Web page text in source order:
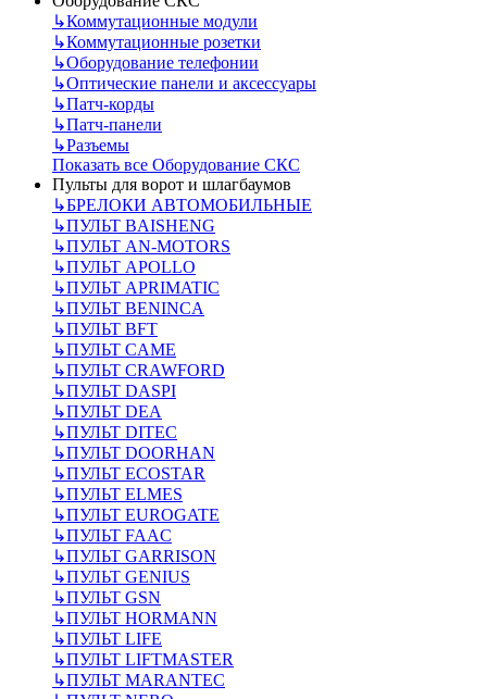
↳Коммутационные модули
↳Коммутационные розетки
↳Оборудование телефонии
↳Оптические панели и аксессуары
↳Патч-корды
↳Патч-панели
↳Разъемы
Показать все Оборудование СКС
Пульты для ворот и шлагбаумов
↳БРЕЛОКИ АВТОМОБИЛЬНЫЕ
↳ПУЛЬТ BAISHENG
↳ПУЛЬТ AN-MOTORS
↳ПУЛЬТ APOLLO
↳ПУЛЬТ APRIMATIC
↳ПУЛЬТ BENINCA
↳ПУЛЬТ BFT
↳ПУЛЬТ CAME
↳ПУЛЬТ CRAWFORD
↳ПУЛЬТ DASPI
↳ПУЛЬТ DEA
↳ПУЛЬТ DITEC
↳ПУЛЬТ DOORHAN
↳ПУЛЬТ ECOSTAR
↳ПУЛЬТ ELMES
↳ПУЛЬТ EUROGATE
↳ПУЛЬТ FAAC
↳ПУЛЬТ GARRISON
↳ПУЛЬТ GENIUS
↳ПУЛЬТ GSN
↳ПУЛЬТ HORMANN
↳ПУЛЬТ LIFE
↳ПУЛЬТ LIFTMASTER
↳ПУЛЬТ MARANTEC